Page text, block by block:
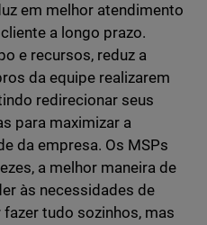
em melhor atendimento
a longo prazo.
e recursos, reduz a
da equipe realizarem
redirecionar seus
para maximizar a
da empresa. Os MSPs
a melhor maneira de
às necessidades de
tudo sozinhos, mas